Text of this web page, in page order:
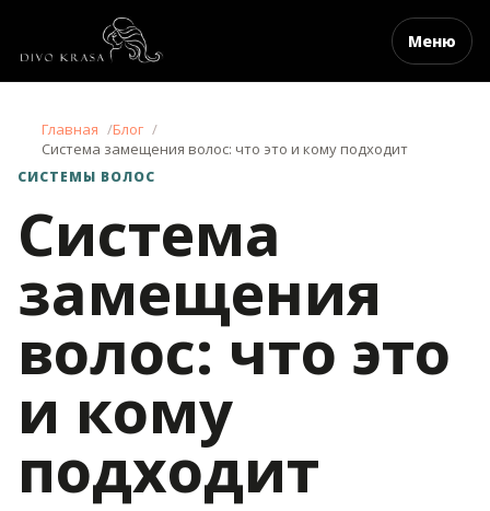
Меню
Главная
Блог
Система замещения волос: что это и кому подходит
СИСТЕМЫ ВОЛОС
Система
замещения
волос: что это
и кому
подходит